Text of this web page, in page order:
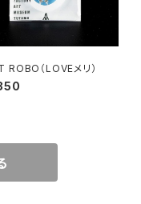
ROBO（LOVEメリ）